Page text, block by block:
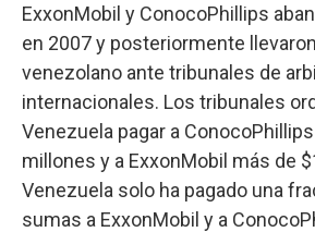
ExxonMobil y ConocoPhillips
en 2007 y posteriormente
venezolano ante tribunales de
internacionales. Los tribunales
Venezuela pagar a
millones y a ExxonMobil más de
Venezuela solo ha pagado una
sumas a ExxonMobil y a